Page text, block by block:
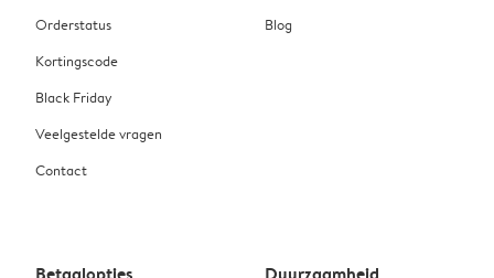
Orderstatus
Kortingscode
Black Friday
Veelgestelde vragen
Contact
Blog